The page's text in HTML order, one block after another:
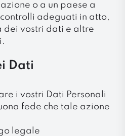
o a un paese a
controlli adeguati in atto,
dei vostri dati e altre
Dati
i vostri Dati Personali
fede che tale azione
legale